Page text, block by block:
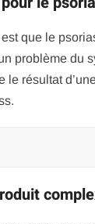
que le
problème du
le résultat